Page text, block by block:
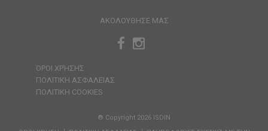
ΑΚΟΛΟΥΘΗΣΕ ΜΑΣ
ΌΡΟΙ ΧΡΉΣΗΣ
ΠΟΛΙΤΙΚΗ ΑΣΦΑΛΕΙΑΣ
ΠΟΛΙΤΙΚΗ COOKIES
® Copyright 2026 ISDIN